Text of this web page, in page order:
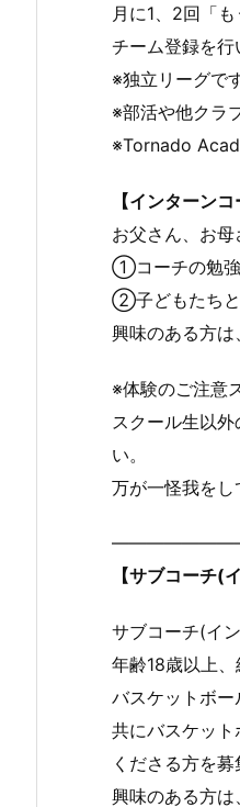
月に1、2回「
チーム登録を行
※独立リーグで
※部活や他クラ
※Tornado
【インターン
お父さん、お
①コーチの勉強
②子どもたちと
興味のある方は
※体験のご注意
スクール生以
い。
万が一怪我をし
【サブコーチ(
サブコーチ(イ
年齢18歳以上、
バスケットボー
共にバスケッ
くださる方を募
興味のある方は